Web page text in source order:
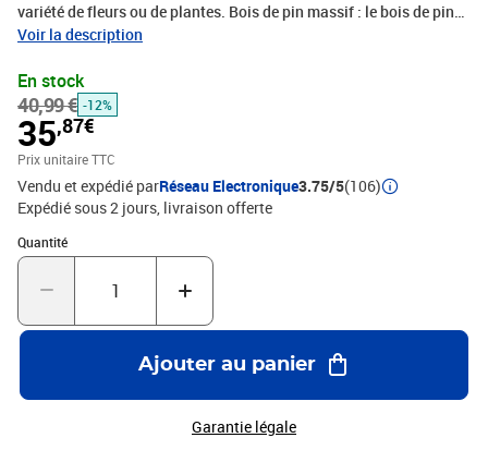
variété de fleurs ou de plantes. Bois de pin massif : le bois de pin
massif est un matériau naturel magnifique. Le bois de pin a un
caractéristique et rustique.Espace suffisant : cette jardinière est
suffisamment profonde et large pour contenir une grande quantité
de terre, offrant suffisamment d'espace pour vos plantes et
fleurs.Fonction polyvalente : vous pouvez utiliser cette jardinière
de patio pour accueillir directement vos plantes et fleurs préférées,
ou pour recouvrir un pot de fleurs en plastique pour une plus belle
apparence.Couleur : noirMatériau : bois de pin massif Dimensions
: 60 x 60 x 60 cm (l x P x H)L'assemblage est requis
Voir la description
En stock
40,99 € -12%
35,87€
Prix unitaire TTC
Vendu et expédié parRéseau Electronique3.75/5(106)
Expédié sous 2 jours livraison offerte
Quantité
Quantité : 1
Ajouter au panier
Garantie légale